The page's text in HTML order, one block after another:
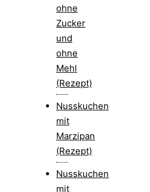
ohne
Zucker
und
ohne
Mehl
(Rezept)
Nusskuchen
mit
Marzipan
(Rezept)
Nusskuchen
mit